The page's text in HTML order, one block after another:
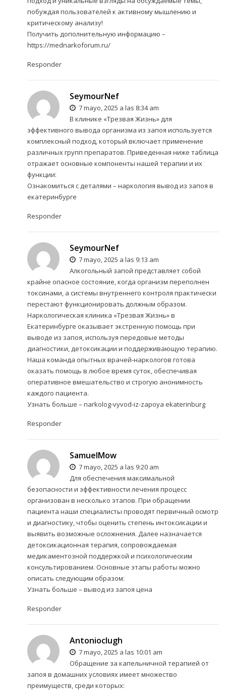
побуждая пользователей к активному мышлению и
критическому анализу!
Получить дополнительную информацию –
https://mednarkoforum.ru/
Responder
SeymourNef
7 mayo, 2025 a las 8:34 am
В клинике «Трезвая Жизнь» для
эффективного вывода организма из запоя используется
комплексный подход, который включает применение
различных групп препаратов. Приведенная ниже таблица
отражает основные компоненты нашей терапии и их
функции:
Ознакомиться с деталями – наркология вывод из запоя в
екатеринбурге
Responder
SeymourNef
7 mayo, 2025 a las 9:13 am
Алкогольный запой представляет собой
крайне опасное состояние, когда организм переполнен
токсинами, а системы внутреннего контроля практически
перестают функционировать должным образом.
Наркологическая клиника «Трезвая Жизнь» в
Екатеринбурге оказывает экстренную помощь при
выводе из запоя, используя передовые методы
диагностики, детоксикации и поддерживающую терапию.
Наша команда опытных врачей-наркологов готова
оказать помощь в любое время суток, обеспечивая
оперативное вмешательство и строгую анонимность
каждого пациента.
Узнать больше – narkolog-vyvod-iz-zapoya ekaterinburg
Responder
SamuelMow
7 mayo, 2025 a las 9:20 am
Для обеспечения максимальной
безопасности и эффективности лечения процесс
организован в несколько этапов. При обращении
пациента наши специалисты проводят первичный осмотр
и диагностику, чтобы оценить степень интоксикации и
выявить возможные осложнения. Далее назначается
детоксикационная терапия, сопровождаемая
медикаментозной поддержкой и психологическим
консультированием. Основные этапы работы можно
описать следующим образом:
Узнать больше – вывод из запоя цена
Responder
Antonioclugh
7 mayo, 2025 a las 10:01 am
Обращение за капельничной терапией от
запоя в домашних условиях имеет множество
преимуществ, среди которых: